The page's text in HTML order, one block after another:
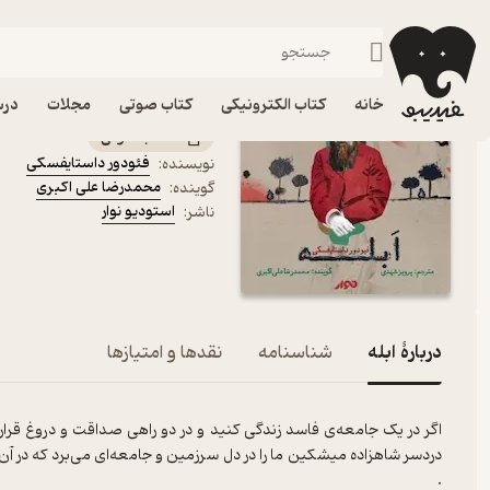
خانه کتاب الکترونیکی کتاب صوتی مجلات
فیدیبو کتاب صوتی
کتاب صوتی ابله اثر
کتاب صوتی
نویسنده: فئودور داستایفسکی
گوینده: محمدرضا علی اکبری
ناشر: استودیو نوار
دربارۀ ابله شناسنامه نقدها و امتیازها
اگر در یک جامعه‌‌ی فاسد زندگی کنید و در دو راهی صداقت و دروغ
دردسر شاهزاده میشکین ما را در دل سرزمین و جامعه‌ای می‌برد که در
.